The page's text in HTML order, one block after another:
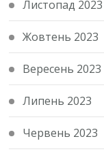
Листопад 2023
Жовтень 2023
Вересень 2023
Липень 2023
Червень 2023